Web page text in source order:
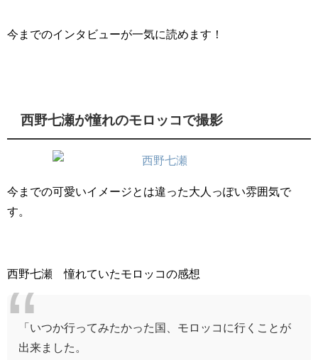
今までのインタビューが一気に読めます！
西野七瀬が憧れのモロッコで撮影
今までの可愛いイメージとは違った大人っぽい雰囲気で
す。
西野七瀬 憧れていたモロッコの感想
「いつか行ってみたかった国、モロッコに行くことが
出来ました。